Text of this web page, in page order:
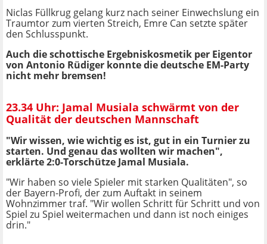
Niclas Füllkrug gelang kurz nach seiner Einwechslung ein
Traumtor zum vierten Streich, Emre Can setzte später
den Schlusspunkt.
Auch die schottische Ergebniskosmetik per Eigentor
von Antonio Rüdiger konnte die deutsche EM-Party
nicht mehr bremsen!
23.34 Uhr: Jamal Musiala schwärmt von der
Qualität der deutschen Mannschaft
"Wir wissen, wie wichtig es ist, gut in ein Turnier zu
starten. Und genau das wollten wir machen",
erklärte 2:0-Torschütze Jamal Musiala.
"Wir haben so viele Spieler mit starken Qualitäten", so
der Bayern-Profi, der zum Auftakt in seinem
Wohnzimmer traf. "Wir wollen Schritt für Schritt und von
Spiel zu Spiel weitermachen und dann ist noch einiges
drin."